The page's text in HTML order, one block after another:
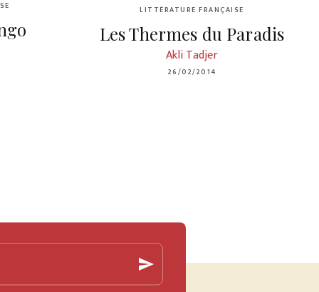
LITTÉRATURE FRANÇAISE
Les Thermes du Paradis
Akli Tadjer
26/02/2014
send